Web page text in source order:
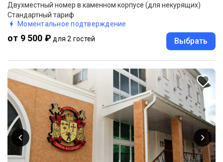
Двухместный номер в каменном корпусе (для некурящих)
Стандартный тариф
Моментальное подтверждение
от 9 500 ₽ для 2 гостей Выбрать